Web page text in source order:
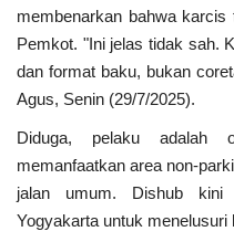
membenarkan bahwa
Pemkot. "Ini jelas tidak sah.
dan format baku, bukan
Agus, Senin (29/7/2025).
Diduga, pelaku
memanfaatkan area non-
jalan umum. Dishub kini
Yogyakarta untuk